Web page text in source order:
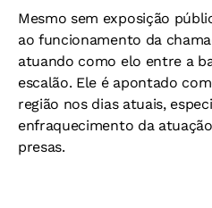
Mesmo sem exposição
ao funcionamento da
atuando como elo entre a
escalão. Ele é apontado
região nos dias atuais,
enfraquecimento da
presas.